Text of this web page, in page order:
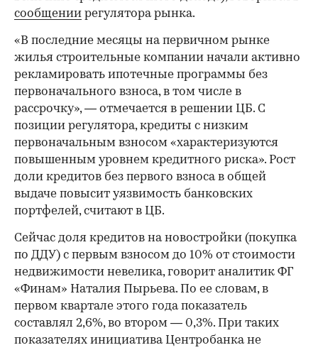
сообщении регулятора рынка.
«В последние месяцы на первичном рынке
жилья строительные компании начали активно
рекламировать ипотечные программы без
первоначального взноса, в том числе в
рассрочку», — отмечается в решении ЦБ. С
позиции регулятора, кредиты с низким
первоначальным взносом «характеризуются
повышенным уровнем кредитного риска». Рост
доли кредитов без первого взноса в общей
выдаче повысит уязвимость банковских
портфелей, считают в ЦБ.
Сейчас доля кредитов на новостройки (покупка
по ДДУ) с первым взносом до 10% от стоимости
недвижимости невелика, говорит аналитик ФГ
«Финам» Наталия Пырьева. По ее словам, в
первом квартале этого года показатель
составлял 2,6%, во втором — 0,3%. При таких
показателях инициатива Центробанка не